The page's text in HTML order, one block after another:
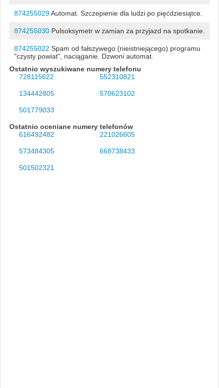
874255029Automat. Szczepienie dla ludzi po pięćdziesiątce.
874255030Pulsoksymetr w zamian za przyjazd na spotkanie.
874255022 Spam od fałszywego (nieistniejącego) programu
"czysty powiat", naciąganie. Dzwoni automat.
Ostatnio wyszukiwane numery telefonu
728115622
552310821
134442805 570623102
501779033
Ostatnio oceniane numery telefonów
616492482
221026605
573484305 668738433
501502321